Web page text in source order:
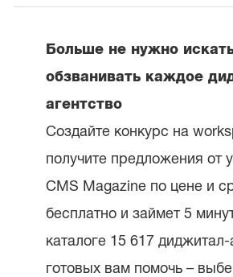
Больше не нужно
обзванивать каждое
агентство
Создайте конкурс на
получите предложения от
CMS Magazine по цене и
бесплатно и займет 5
каталоге 15 617 диджитал-
готовых вам помочь –